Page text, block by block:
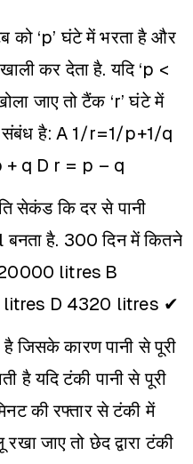
को ‘p’ घंटे में भरता है और
कर देता है. यदि ‘p <
जाए तो टैंक ‘r’ घंटे में
संबंध है: A 1/r=1/p+1/q
+ q D r = p – q
सेकंड कि दर से पानी
है. 300 दिन में कितने
litres B
D 4320 litres ✔
जिसके कारण पानी से पूरी
है यदि टंकी पानी से पूरी
की रफ्तार से टंकी में
जाए तो छेद द्वारा टंकी